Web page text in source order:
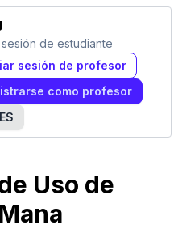
sesión de estudiante
sesión de profesor
como profesor
ES
Uso de